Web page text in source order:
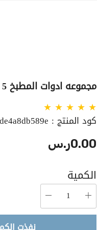
مجموعه ادوات المطبخ 5 قطع
كود المنتج :
0.00ر.س
الكمية